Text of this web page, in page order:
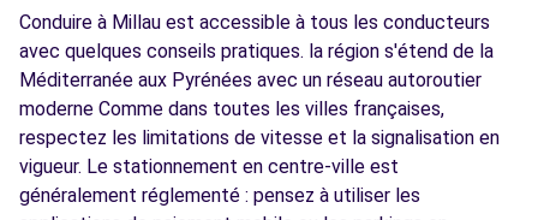
Conduire à Millau est accessible à tous les conducteurs
avec quelques conseils pratiques. la région s'étend de la
Méditerranée aux Pyrénées avec un réseau autoroutier
moderne Comme dans toutes les villes françaises,
respectez les limitations de vitesse et la signalisation en
vigueur. Le stationnement en centre-ville est
généralement réglementé : pensez à utiliser les